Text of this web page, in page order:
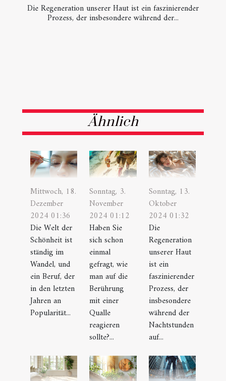
Die Regeneration unserer Haut ist ein faszinierender
Prozess, der insbesondere während der...
Ähnlich
Mittwoch, 18.
Dezember
2024 01:36
Die Welt der
Schönheit ist
ständig im
Wandel, und
ein Beruf, der
in den letzten
Jahren an
Popularität...
Sonntag, 3.
November
2024 01:12
Haben Sie
sich schon
einmal
gefragt, wie
man auf die
Berührung
mit einer
Qualle
reagieren
sollte?...
Sonntag, 13.
Oktober
2024 01:32
Die
Regeneration
unserer Haut
ist ein
faszinierender
Prozess, der
insbesondere
während der
Nachtstunden
auf...